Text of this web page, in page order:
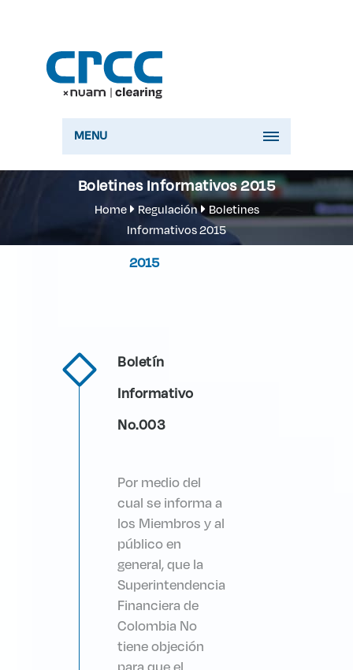
MENU
Boletines Informativos 2015
Home Regulación
Boletines
Informativos 2015
2015
Boletín
Informativo
No.003
Por medio del
cual se informa a
los Miembros y al
público en
general, que la
Superintendencia
Financiera de
Colombia No
tiene objeción